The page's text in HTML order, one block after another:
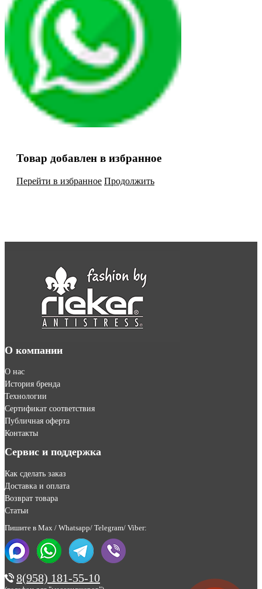
Товар добавлен в избранное
Перейти в избранное Продолжить
О компании
О нас
История бренда
Технологии
Сертификат соответствия
Публичная оферта
Контакты
Сервис и поддержка
Как сделать заказ
Доставка и оплата
Возврат товара
Статьи
Пишите в Max / Whatsapp/ Telegram/ Viber:
8(958) 181-55-10